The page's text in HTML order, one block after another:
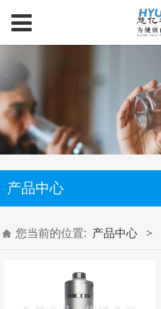
产品中心
您当前的位置: 产品中心 >